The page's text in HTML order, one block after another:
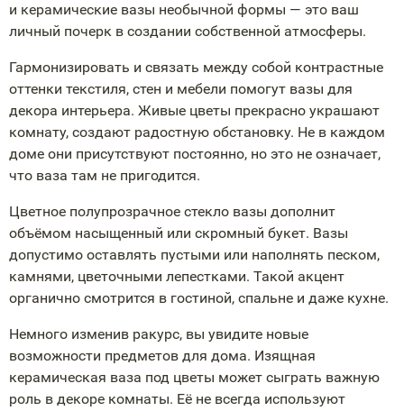
и керамические вазы необычной формы — это ваш
личный почерк в создании собственной атмосферы.
Гармонизировать и связать между собой контрастные
оттенки текстиля, стен и мебели помогут вазы для
декора интерьера. Живые цветы прекрасно украшают
комнату, создают радостную обстановку. Не в каждом
доме они присутствуют постоянно, но это не означает,
что ваза там не пригодится.
Цветное полупрозрачное стекло вазы дополнит
объёмом насыщенный или скромный букет. Вазы
допустимо оставлять пустыми или наполнять песком,
камнями, цветочными лепестками. Такой акцент
органично смотрится в гостиной, спальне и даже кухне.
Немного изменив ракурс, вы увидите новые
возможности предметов для дома. Изящная
керамическая ваза под цветы может сыграть важную
роль в декоре комнаты. Её не всегда используют